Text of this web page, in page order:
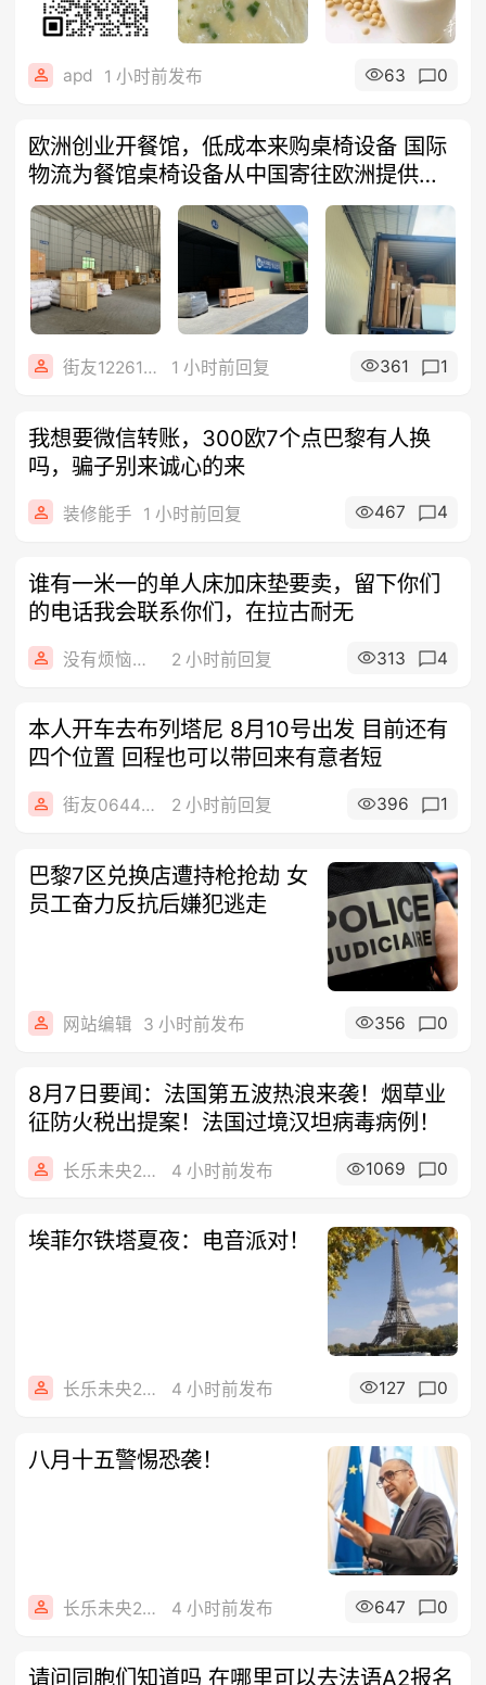
apd 1 小时前发布 63 0
欧洲创业开餐馆，低成本来购桌椅设备 国际
物流为餐馆桌椅设备从中国寄往欧洲提供超
大
街友12261662 1 小时前回复 361 1
我想要微信转账，300欧7个点巴黎有人换
吗，骗子别来诚心的来
装修能手 1 小时前回复 467 4
谁有一米一的单人床加床垫要卖，留下你们
的电话我会联系你们，在拉古耐无
没有烦恼的人 2 小时前回复 313 4
本人开车去布列塔尼 8月10号出发 目前还有
四个位置 回程也可以带回来有意者短
街友06445100 2 小时前回复 396 1
巴黎7区兑换店遭持枪抢劫 女
员工奋力反抗后嫌犯逃走
网站编辑 3 小时前发布 356 0
8月7日要闻：法国第五波热浪来袭！烟草业
征防火税出提案！法国过境汉坦病毒病例！
长乐未央2015 4 小时前发布 1069 0
埃菲尔铁塔夏夜：电音派对！
长乐未央2015 4 小时前发布 127 0
八月十五警惕恐袭！
长乐未央2015 4 小时前发布 647 0
请问同胞们知道吗 在哪里可以去法语A2报名